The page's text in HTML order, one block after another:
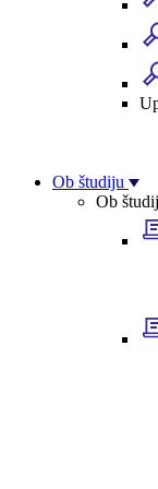
Ob študiju
Ob